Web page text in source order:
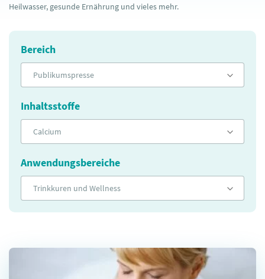
Heilwasser, gesunde Ernährung und vieles mehr.
Bereich
Publikumspresse
Inhaltsstoffe
Calcium
Anwendungsbereiche
Trinkkuren und Wellness